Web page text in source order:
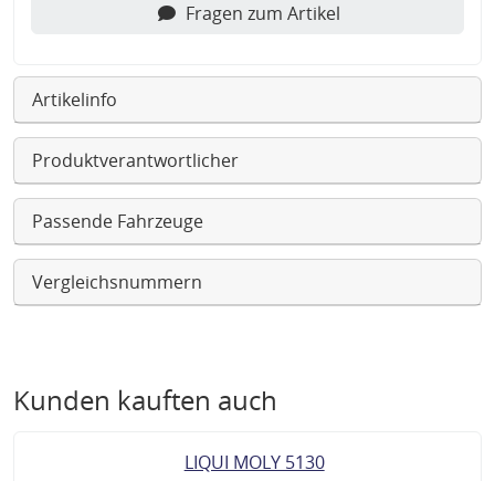
Fragen zum Artikel
Artikelinfo
Produktverantwortlicher
Passende Fahrzeuge
Vergleichsnummern
Kunden kauften auch
LIQUI MOLY 5130